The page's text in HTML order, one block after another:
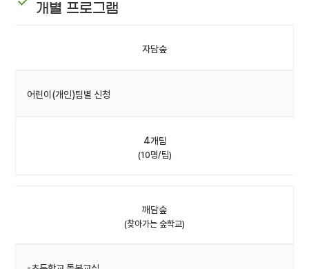
개별 프로그램
자담숲
어린이(개인)팀별 신청
4개팀
(10명/팀)
깨담숲
(찾아가는 숲학교)